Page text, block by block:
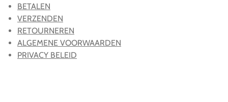
BETALEN
VERZENDEN
RETOURNEREN
ALGEMENE VOORWAARDEN
PRIVACY BELEID